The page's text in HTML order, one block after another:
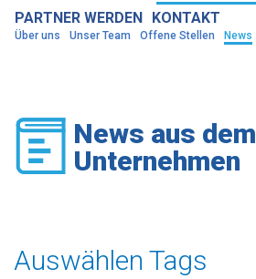
Über uns Unser Team Offene Stellen News
PARTNER WERDEN KONTAKT
News aus dem
Unternehmen
Auswählen Tags